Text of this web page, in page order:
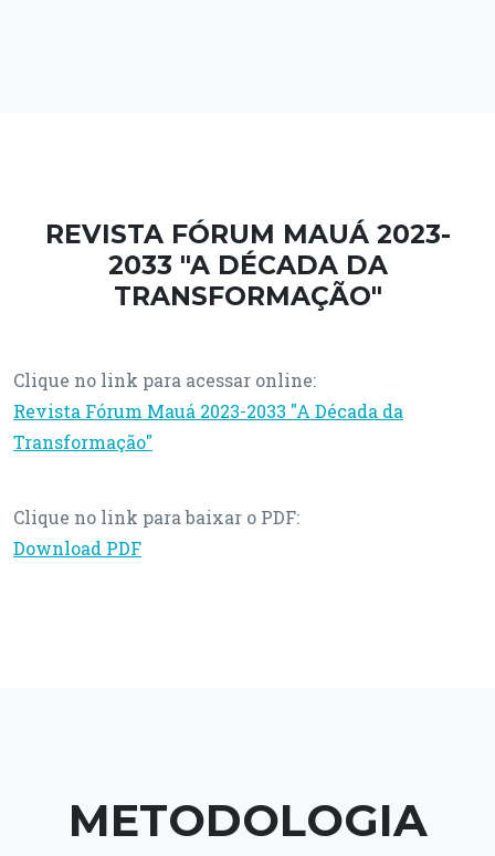
REVISTA FÓRUM MAUÁ 2023-
2033 "A DÉCADA DA
TRANSFORMAÇÃO"
Clique no link para acessar online:
Revista Fórum Mauá 2023-2033 "A Década da
Transformação"
Clique no link para baixar o PDF:
Download PDF
METODOLOGIA